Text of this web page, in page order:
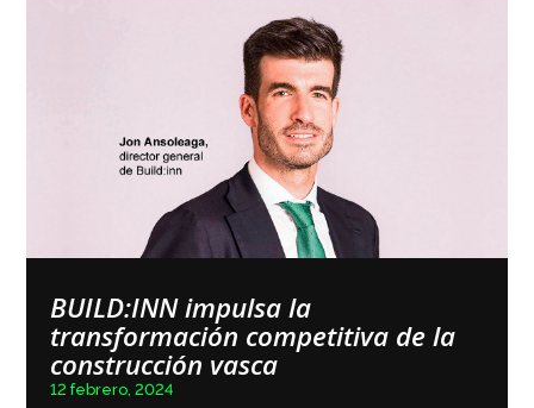
BUILD:INN impulsa la
transformación competitiva de la
construcción vasca
12 febrero, 2024